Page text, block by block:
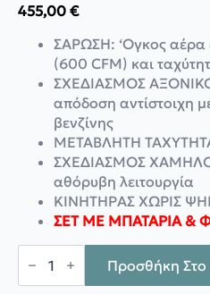
455,00 €
ΣΑΡΩΣΗ: ‘Ογκος αέρα
(600 CFM) και
ΣΧΕΔΙΑΣΜΟΣ
απόδοση αντίστοιχη
βενζίνης
ΜΕΤΑΒΛΗΤΗ
ΣΧΕΔΙΑΣΜΟΣ
αθόρυβη λειτουργία
ΚΙΝΗΤΗΡΑΣ ΧΩΡΙΣ
ΣΕΤ ΜΕ ΜΠΑΤΑΡΙΑ &
DeWalt
Φυσητήρας
Προσθήκη Στο